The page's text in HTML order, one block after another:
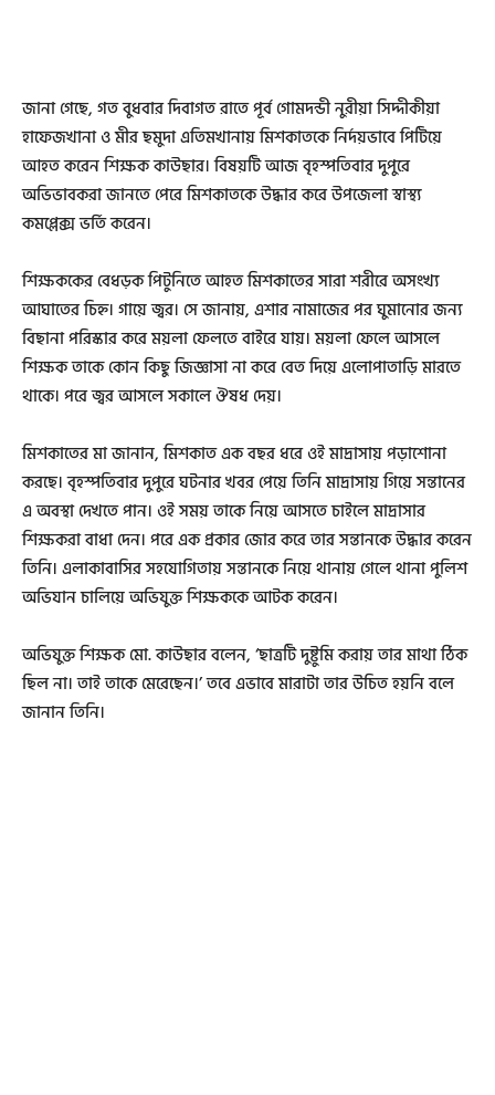
জানা গেছে, গত বুধবার দিবাগত রাতে পূর্ব গোমদন্ডী নুরীয়া সিদ্দীকীয়া
হাফেজখানা ও মীর ছমুদা এতিমখানায় মিশকাতকে নির্দয়ভাবে পিটিয়ে
আহত করেন শিক্ষক কাউছার। বিষয়টি আজ বৃহস্পতিবার দুপুরে
অভিভাবকরা জানতে পেরে মিশকাতকে উদ্ধার করে উপজেলা স্বাস্থ্য
কমপ্লেক্স ভর্তি করেন।
শিক্ষককের বেধড়ক পিটুনিতে আহত মিশকাতের সারা শরীরে অসংখ্য
আঘাতের চিহ্ন। গায়ে জ্বর। সে জানায়, এশার নামাজের পর ঘুমানোর জন্য
বিছানা পরিস্কার করে ময়লা ফেলতে বাইরে যায়। ময়লা ফেলে আসলে
শিক্ষক তাকে কোন কিছু জিজ্ঞাসা না করে বেত দিয়ে এলোপাতাড়ি মারতে
থাকে। পরে জ্বর আসলে সকালে ঔষধ দেয়।
মিশকাতের মা জানান, মিশকাত এক বছর ধরে ওই মাদ্রাসায় পড়াশোনা
করছে। বৃহস্পতিবার দুপুরে ঘটনার খবর পেয়ে তিনি মাদ্রাসায় গিয়ে সন্তানের
এ অবস্থা দেখতে পান। ওই সময় তাকে নিয়ে আসতে চাইলে মাদ্রাসার
শিক্ষকরা বাধা দেন। পরে এক প্রকার জোর করে তার সন্তানকে উদ্ধার করেন
তিনি। এলাকাবাসির সহযোগিতায় সন্তানকে নিয়ে থানায় গেলে থানা পুলিশ
অভিযান চালিয়ে অভিযুক্ত শিক্ষককে আটক করেন।
অভিযুক্ত শিক্ষক মো. কাউছার বলেন, ‘ছাত্রটি দুষ্টুমি করায় তার মাথা ঠিক
ছিল না। তাই তাকে মেরেছেন।’ তবে এভাবে মারাটা তার উচিত হয়নি বলে
জানান তিনি।